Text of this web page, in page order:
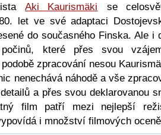
Aki Kaurismäki
se
let ve své adaptaci
do současného Finska. Ale i
které přes svou
zpracování nesou
nenechává náhodě a vše
a přes svou deklarovanou
film patří mezi nejlepší
i množství filmových